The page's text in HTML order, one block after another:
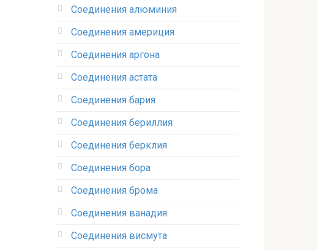
Соединения алюминия‎
Соединения америция‎
Соединения аргона‎
Соединения астата‎
Соединения бария
Соединения бериллия‎
Соединения берклия
Соединения бора‎
Соединения брома‎
Соединения ванадия‎
Соединения висмута